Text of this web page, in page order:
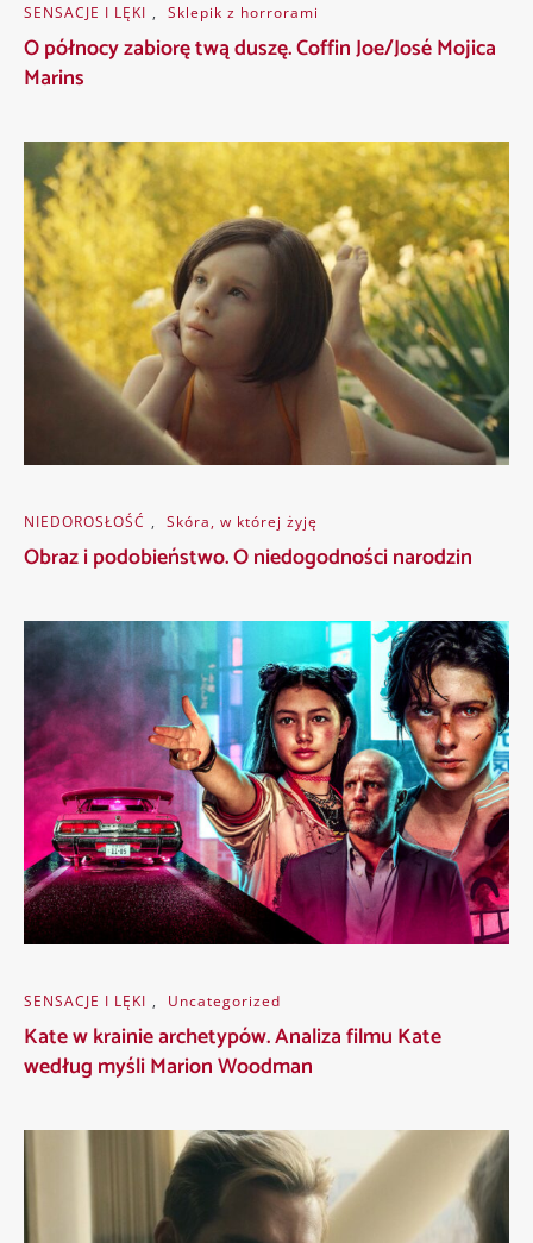
SENSACJE I LĘKI , Sklepik z horrorami
O północy zabiorę twą duszę. Coffin Joe/José Mojica
Marins
NIEDOROSŁOŚĆ , Skóra, w której żyję
Obraz i podobieństwo. O niedogodności narodzin
SENSACJE I LĘKI , Uncategorized
Kate w krainie archetypów. Analiza filmu Kate
według myśli Marion Woodman